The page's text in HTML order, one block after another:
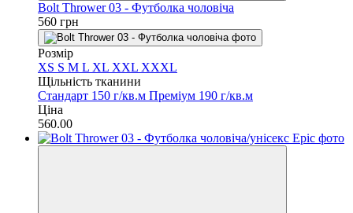
Bolt Thrower 03 - Футболка чоловіча
560 грн
Розмір
XS S M L XL XXL XXXL
Щільність тканини
Стандарт 150 г/кв.м Преміум 190 г/кв.м
Ціна
560.00